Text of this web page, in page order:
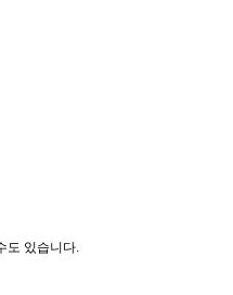
도 있습니다.